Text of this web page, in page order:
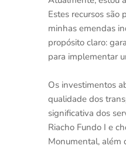
Estes recursos são
minhas emendas
propósito claro:
para implementar
Os investimentos
qualidade dos
significativa dos
Riacho Fundo I e
Monumental, além